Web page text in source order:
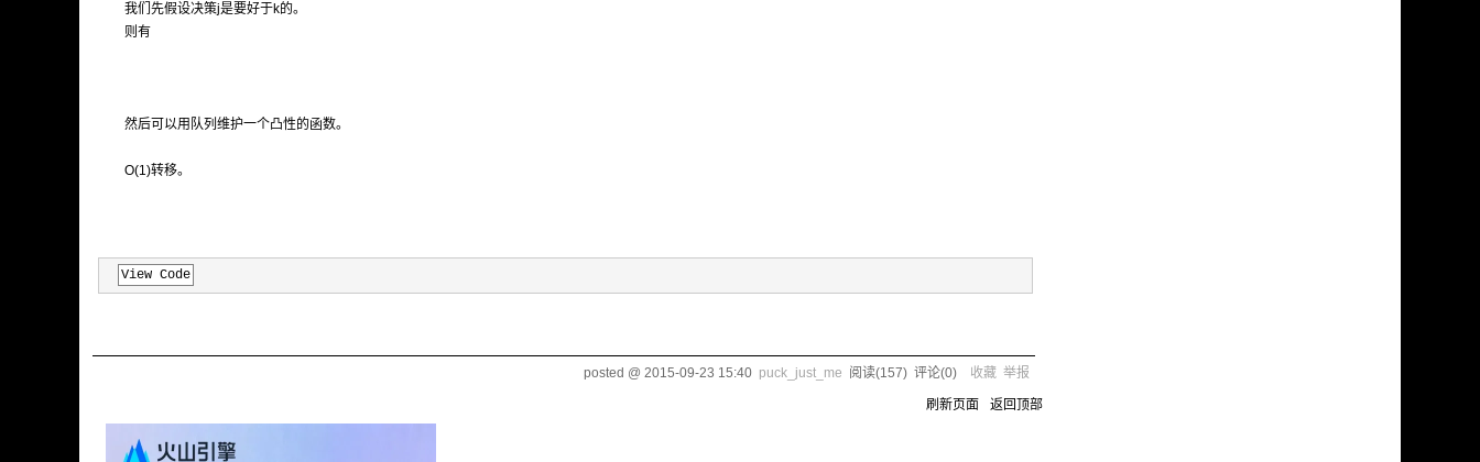
我们先假设决策j是要好于k的。
则有
然后可以用队列维护一个凸性的函数。
O(1)转移。
View Code
posted @ 2015-09-23 15:40 puck_just_me 阅读(157) 评论(0) 收藏 举报
刷新页面 返回顶部